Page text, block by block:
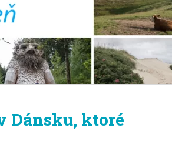
Dánsku, ktoré